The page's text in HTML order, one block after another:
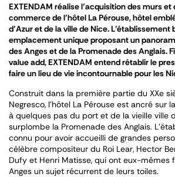
EXTENDAM réalise l’acquisition des murs et
commerce de l’hôtel La Pérouse, hôtel
d’Azur et de la ville de Nice. L’établissement
emplacement unique proposant un
des Anges et de la Promenade des Anglais.
value add, EXTENDAM entend rétablir le
faire un lieu de vie incontournable pour les
Construit dans la première partie du XXe
Negresco, l’hôtel La Pérouse est ancré sur
à quelques pas du port et de la vieille ville
surplombe la Promenade des Anglais.
connu pour avoir accueilli de grandes
célèbre compositeur du Roi Lear, Hector
Dufy et Henri Matisse, qui ont eux-mêmes
Anges un sujet récurrent de leurs toiles.